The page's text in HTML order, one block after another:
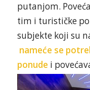
putanjom.
tim i turističke
subjekte koji su
nameće se
ponude i